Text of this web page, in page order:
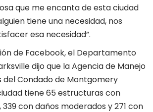
que me encanta de esta ciudad
tiene una necesidad, nos
esa necesidad”.
de Facebook, el Departamento
dijo que la Agencia de Manejo
del Condado de Montgomery
tiene 65 estructuras con
con daños moderados y 271 con